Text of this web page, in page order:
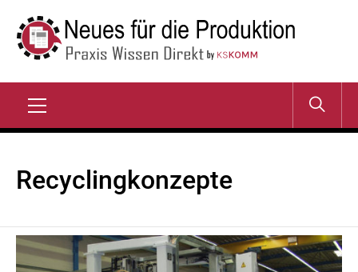
Inhalt
springen
NEUES FÜR DIE
PRODUKTION
Recyclingkonzepte